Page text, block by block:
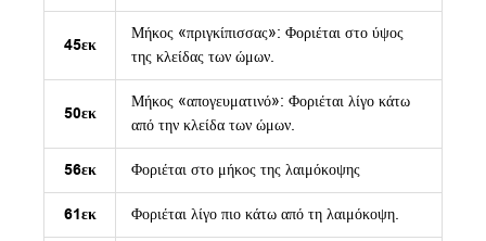
45εκ
Μήκος «πριγκίπισσας»: Φοριέται στο ύψος
της κλείδας των ώμων.
50εκ
Μήκος «απογευματινό»: Φοριέται λίγο κάτω
από την κλείδα των ώμων.
56εκ Φοριέται στο μήκος της λαιμόκοψης
61εκ Φοριέται λίγο πιο κάτω από τη λαιμόκοψη.